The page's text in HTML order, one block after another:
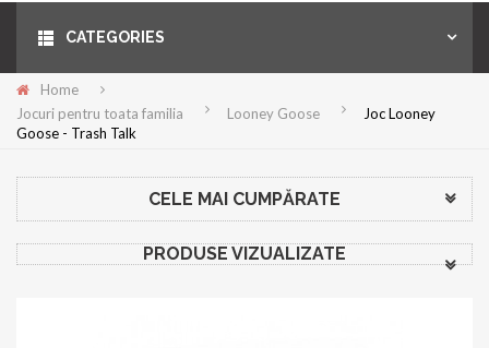
CATEGORIES
Home
Jocuri pentru toata familia
Looney Goose
Joc Looney
Goose - Trash Talk
CELE MAI CUMPĂRATE
PRODUSE VIZUALIZATE